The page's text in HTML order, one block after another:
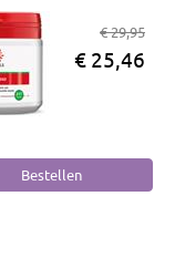
€ 29,95
€ 25,46